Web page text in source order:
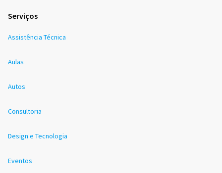
Serviços
Assistência Técnica
Aulas
Autos
Consultoria
Design e Tecnologia
Eventos